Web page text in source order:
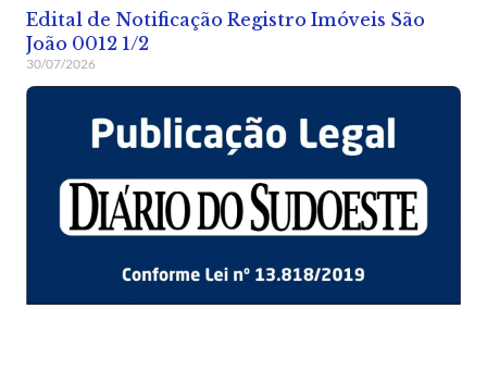
Edital de Notificação Registro Imóveis São
João 0012 1/2
30/07/2026